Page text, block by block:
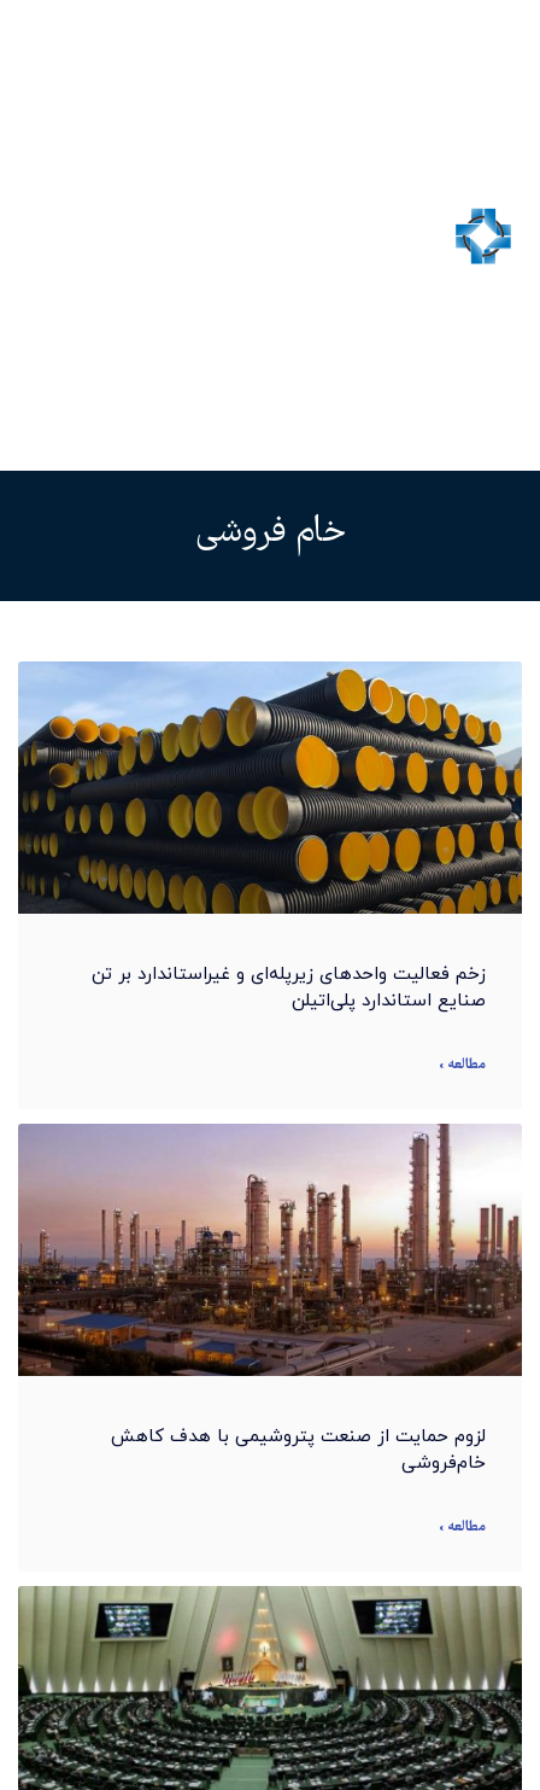
خام فروشی
زخم فعالیت واحدهای زیرپله‌ای و غیراستاندارد بر تن
صنایع استاندارد پلی‌اتیلن
مطالعه »
لزوم حمایت از صنعت پتروشیمی با هدف کاهش
خام‌فروشی
مطالعه »